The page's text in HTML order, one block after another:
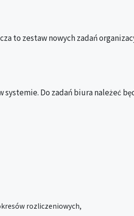
to zestaw nowych zadań
Do zadań biura należeć
rozliczeniowych,